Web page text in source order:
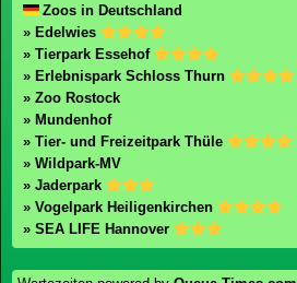
Zoos in Deutschland
» Edelwies
» Tierpark Essehof
» Erlebnispark Schloss Thurn
» Zoo Rostock
» Mundenhof
» Tier- und Freizeitpark Thüle
» Wildpark-MV
» Jaderpark
» Vogelpark Heiligenkirchen
» SEA LIFE Hannover